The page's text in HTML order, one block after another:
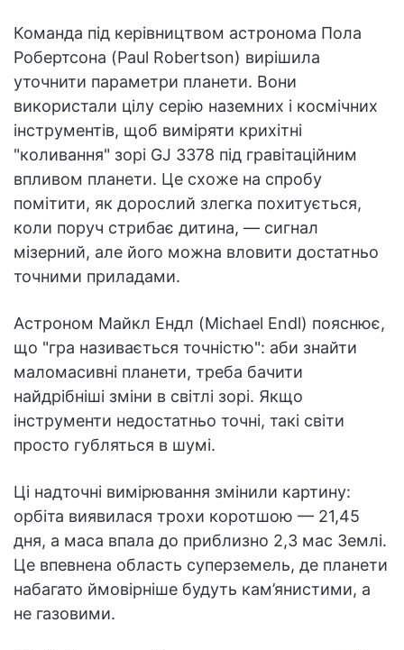
Команда під керівництвом астронома Пола
Робертсона (Paul Robertson) вирішила
уточнити параметри планети. Вони
використали цілу серію наземних і космічних
інструментів, щоб виміряти крихітні
"коливання" зорі GJ 3378 під гравітаційним
впливом планети. Це схоже на спробу
помітити, як дорослий злегка похитується,
коли поруч стрибає дитина, — сигнал
мізерний, але його можна вловити достатньо
точними приладами.
Астроном Майкл Ендл (Michael Endl) пояснює,
що "гра називається точністю": аби знайти
маломасивні планети, треба бачити
найдрібніші зміни в світлі зорі. Якщо
інструменти недостатньо точні, такі світи
просто губляться в шумі.
Ці надточні вимірювання змінили картину:
орбіта виявилася трохи коротшою — 21,45
дня, а маса впала до приблизно 2,3 мас Землі.
Це впевнена область суперземель, де планети
набагато ймовірніше будуть кам’янистими, а
не газовими.